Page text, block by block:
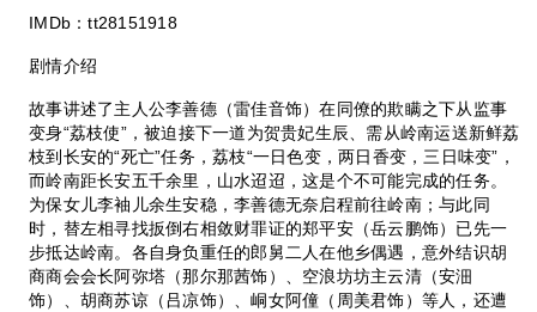
IMDb：tt28151918
剧情介绍
故事讲述了主人公李善德（雷佳音饰）在同僚的欺瞒之下从监事
变身“荔枝使”，被迫接下一道为贺贵妃生辰、需从岭南运送新鲜荔
枝到长安的“死亡”任务，荔枝“一日色变，两日香变，三日味变”，
而岭南距长安五千余里，山水迢迢，这是个不可能完成的任务。
为保女儿李袖儿余生安稳，李善德无奈启程前往岭南；与此同
时，替左相寻找扳倒右相敛财罪证的郑平安（岳云鹏饰）已先一
步抵达岭南。各自身负重任的郎舅二人在他乡偶遇，意外结识胡
商商会会长阿弥塔（那尔那茜饰）、空浪坊坊主云清（安沺
饰）、胡商苏谅（吕凉饰）、峒女阿僮（周美君饰）等人，还遭